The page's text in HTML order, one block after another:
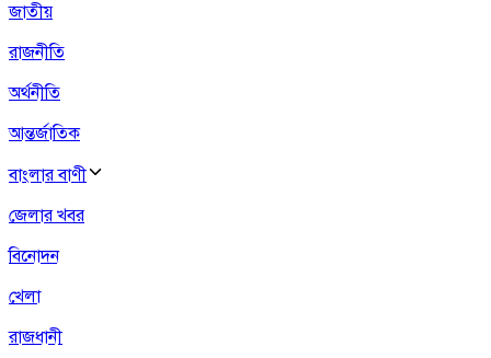
জাতীয়
রাজনীতি
অর্থনীতি
আন্তর্জাতিক
বাংলার বাণী
জেলার খবর
বিনোদন
খেলা
রাজধানী